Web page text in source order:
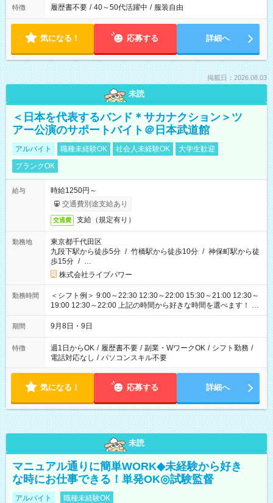
特徴 履歴書不要 / 40～50代活躍中 / 服装自由
気になる！ 応募する 詳細へ
掲載日：2026.08.03
未読
＜日本を代表するバンド＊サカナクション＞ツ
アー公演のサポートバイト＠日本武道館
アルバイト 職種未経験OK 社会人未経験OK
大学生歓迎
ブランクOK
給与
時給1250円～
交通費別途支給あり
交通費 支給（規定有り）
勤務地
東京都千代田区
九段下駅から徒歩5分 / 竹橋駅から徒歩10分 / 神保町駅から徒
歩15分 / …
株式会社ライブパワー
勤務時間
＜シフト例＞ 9:00～22:30 12:30～22:00 15:30～21:00 12:30～
19:00 12:30～22:00 上記の時間から好きな時間を選べます！ ※
時間は変更となる可能性があります
期間 9月8日・9日
特徴 週1日からOK / 履歴書不要 / 副業・WワークOK / シフト勤務 /
電話対応なし / パソコンスキル不要
気になる！ 応募する 詳細へ
未読
マニュアル通りに簡単WORK◆未経験から好き
な時にお仕事できる！単発OK◎試験監督
アルバイト 職種未経験OK